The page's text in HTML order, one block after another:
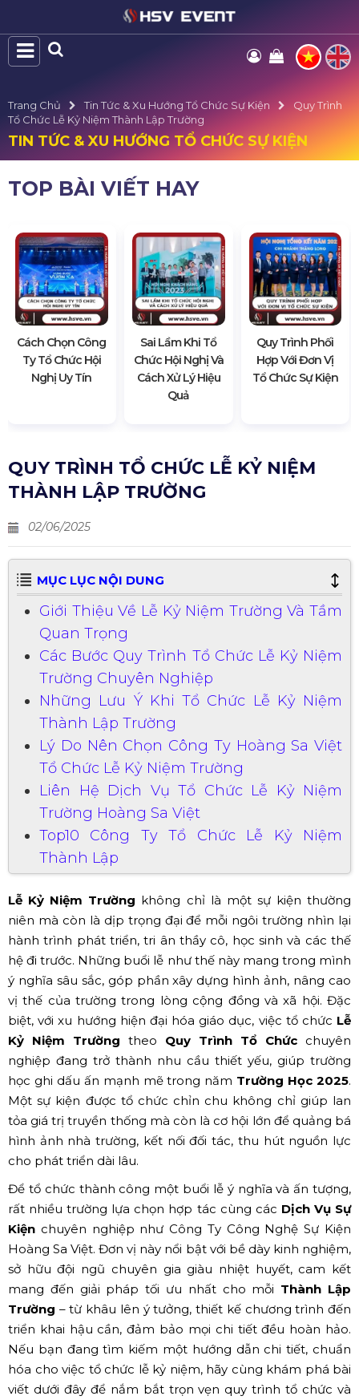
Trang Chủ Tin Tức & Xu Hướng Tổ Chức Sự Kiện
Quy Trình
Tổ Chức Lễ Kỷ Niệm Thành Lập Trường
TIN TỨC & XU HƯỚNG TỔ CHỨC SỰ KIỆN
TOP BÀI VIẾT HAY
Cách Chọn Công
Ty Tổ Chức Hội
Nghị Uy Tín
Sai Lầm Khi Tổ
Chức Hội Nghị Và
Cách Xử Lý Hiệu
Quả
Quy Trình Phối
Hợp Với Đơn Vị
Tổ Chức Sự Kiện
QUY TRÌNH TỔ CHỨC LỄ KỶ NIỆM
THÀNH LẬP TRƯỜNG
02/06/2025
MỤC LỤC NỘI DUNG
Giới Thiệu Về Lễ Kỷ Niệm Trường Và Tầm
Quan Trọng
Các Bước Quy Trình Tổ Chức Lễ Kỷ Niệm
Trường Chuyên Nghiệp
Những Lưu Ý Khi Tổ Chức Lễ Kỷ Niệm
Thành Lập Trường
Lý Do Nên Chọn Công Ty Hoàng Sa Việt
Tổ Chức Lễ Kỷ Niệm Trường
Liên Hệ Dịch Vụ Tổ Chức Lễ Kỷ Niệm
Trường Hoàng Sa Việt
Top10 Công Ty Tổ Chức Lễ Kỷ Niệm
Thành Lập
Lễ Kỷ Niệm Trường không chỉ là một sự kiện thường
niên mà còn là dịp trọng đại để mỗi ngôi trường nhìn lại
hành trình phát triển, tri ân thầy cô, học sinh và các thế
hệ đi trước. Những buổi lễ như thế này mang trong mình
ý nghĩa sâu sắc, góp phần xây dựng hình ảnh, nâng cao
vị thế của trường trong lòng cộng đồng và xã hội. Đặc
biệt, với xu hướng hiện đại hóa giáo dục, việc tổ chức Lễ
Kỷ Niệm Trường theo Quy Trình Tổ Chức chuyên
nghiệp đang trở thành nhu cầu thiết yếu, giúp trường
học ghi dấu ấn mạnh mẽ trong năm Trường Học 2025.
Một sự kiện được tổ chức chỉn chu không chỉ giúp lan
tỏa giá trị truyền thống mà còn là cơ hội lớn để quảng bá
hình ảnh nhà trường, kết nối đối tác, thu hút nguồn lực
cho phát triển dài lâu.
Để tổ chức thành công một buổi lễ ý nghĩa và ấn tượng,
rất nhiều trường lựa chọn hợp tác cùng các Dịch Vụ Sự
Kiện chuyên nghiệp như Công Ty Công Nghệ Sự Kiện
Hoàng Sa Việt. Đơn vị này nổi bật với bề dày kinh nghiệm,
sở hữu đội ngũ chuyên gia giàu nhiệt huyết, cam kết
mang đến giải pháp tối ưu nhất cho mỗi Thành Lập
Trường – từ khâu lên ý tưởng, thiết kế chương trình đến
triển khai hậu cần, đảm bảo mọi chi tiết đều hoàn hảo.
Nếu bạn đang tìm kiếm một hướng dẫn chi tiết, chuẩn
hóa cho việc tổ chức lễ kỷ niệm, hãy cùng khám phá bài
viết dưới đây để nắm bắt trọn vẹn quy trình tổ chức và